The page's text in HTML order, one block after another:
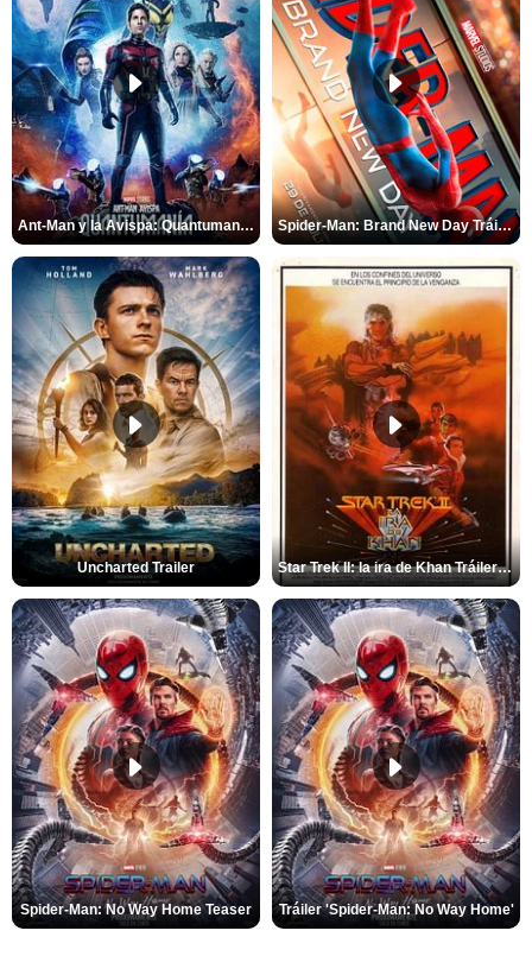
Ant-Man y la Avispa: Quantumanía Tráiler (2) Spider-Man: Brand New Day Tráiler (3)
Uncharted Trailer Star Trek II: la ira de Khan Tráiler VO
Spider-Man: No Way Home Teaser Tráiler 'Spider-Man: No Way Home'